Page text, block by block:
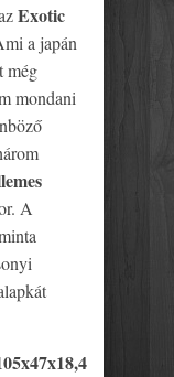
Exotic
a japán
még
mondani
A